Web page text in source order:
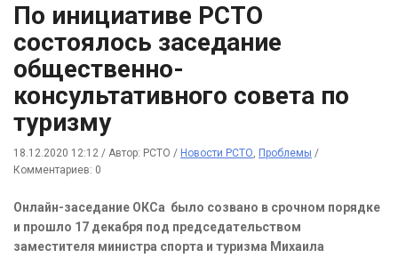
По инициативе РСТО
состоялось заседание
общественно-
консультативного совета по
туризму
18.12.2020 12:12 / Автор: РСТО / Новости РСТО, Проблемы /
Комментариев: 0
Онлайн-заседание ОКСа было созвано в срочном порядке
и прошло 17 декабря под председательством
заместителя министра спорта и туризма Михаила